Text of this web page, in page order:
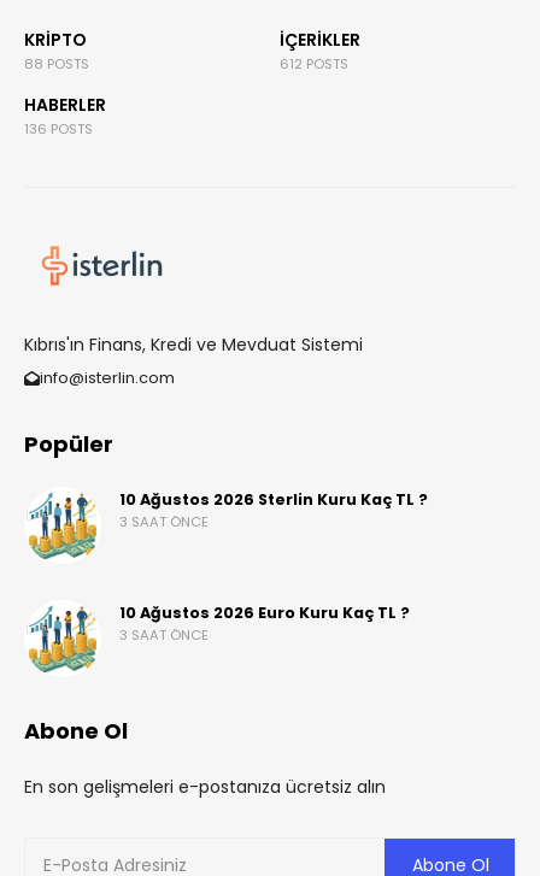
KRIPTO
88 POSTS
İÇERIKLER
612 POSTS
HABERLER
136 POSTS
Kıbrıs'ın Finans, Kredi ve Mevduat Sistemi
info@isterlin.com
Popüler
10 Ağustos 2026 Sterlin Kuru Kaç TL ?
3 SAAT ÖNCE
10 Ağustos 2026 Euro Kuru Kaç TL ?
3 SAAT ÖNCE
Abone Ol
En son gelişmeleri e-postanıza ücretsiz alın